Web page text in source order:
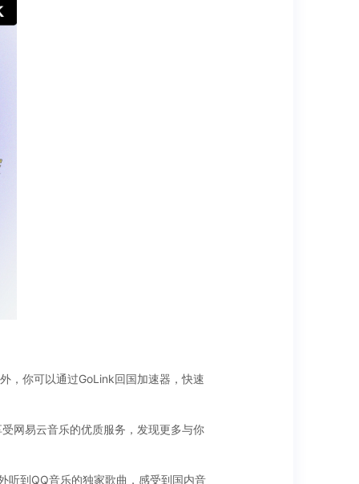
，你可以通过GoLink回国加速器，快速
网易云音乐的优质服务，发现更多与你
听到QQ音乐的独家歌曲，感受到国内音